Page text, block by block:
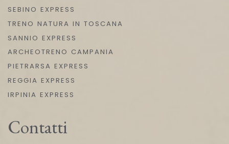
SEBINO EXPRESS
TRENO NATURA IN TOSCANA
SANNIO EXPRESS
ARCHEOTRENO CAMPANIA
PIETRARSA EXPRESS
REGGIA EXPRESS
IRPINIA EXPRESS
Contatti